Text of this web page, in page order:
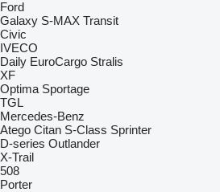
Ford
Galaxy S-MAX Transit
Civic
IVECO
Daily EuroCargo Stralis
XF
Optima Sportage
TGL
Mercedes-Benz
Atego Citan S-Class Sprinter
D-series Outlander
X-Trail
508
Porter